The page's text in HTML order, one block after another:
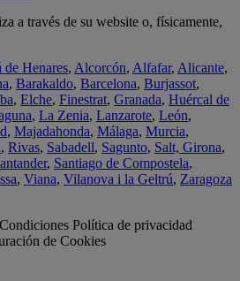
a través de su website o, físicamente,
de Henares, Alcorcón, Alfafar, Alicante,
, Barakaldo, Barcelona, Burjassot,
, Elche, Finestrat, Granada, Huércal de
, La Zenia, Lanzarote, León,
, Majadahonda, Málaga, Murcia,
, Rivas, Sabadell, Sagunto, Salt, Girona,
, Santiago de Compostela,
, Viana, Vilanova i la Geltrú, Zaragoza
Política de privacidad
de Cookies